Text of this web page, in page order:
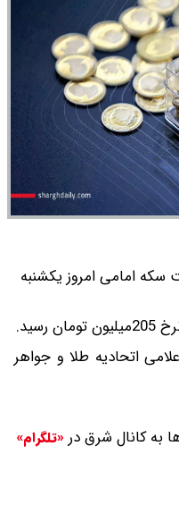
سکه امامی امروز یکشنبه
اتحادیه طلا و جواهر
به کانال شرق در «تلگرام»